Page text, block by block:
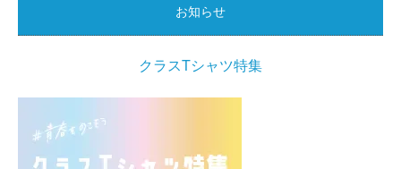
お知らせ
クラスTシャツ特集